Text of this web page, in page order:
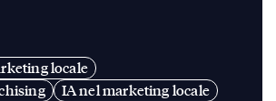
locale
IA nel marketing locale